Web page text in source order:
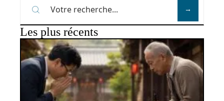
Les plus récents